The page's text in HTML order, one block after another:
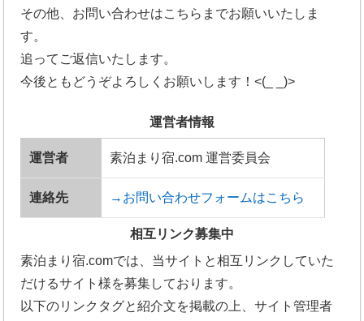
その他、お問い合わせはこちらまでお願いいたしま
す。
追ってご返信いたします。
今後ともどうぞよろしくお願いします！<(_ _)>
運営者情報
運営者 素泊まり宿.com 運営委員会
連絡先 →お問い合わせフォームはこちら
相互リンク募集中
素泊まり宿.comでは、当サイトと相互リンクしていた
だけるサイト様を募集しております。
以下のリンクタグと紹介文を掲載の上、サイト管理者